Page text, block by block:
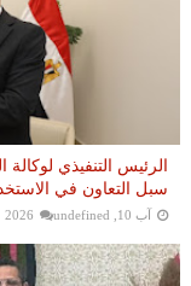
الرئيس التنفيذي
سبل التعاون في
آب 10, 2026 undefined